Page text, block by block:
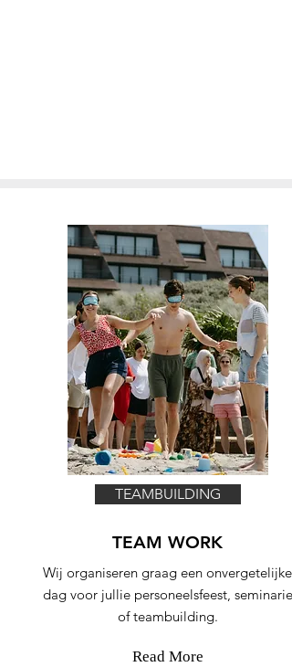
TEAMBUILDING
TEAM WORK
Wij organiseren graag een onvergetelijke
dag voor jullie personeelsfeest, seminarie
of teambuilding.
Read More